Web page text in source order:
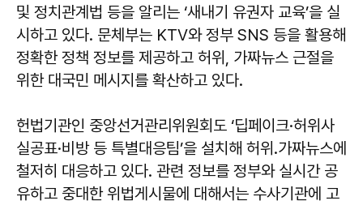
및 정치관계법 등을 알리는 ‘새내기 유권자 교육’을 실
시하고 있다. 문체부는 KTV와 정부 SNS 등을 활용해
정확한 정책 정보를 제공하고 허위, 가짜뉴스 근절을
위한 대국민 메시지를 확산하고 있다.
헌법기관인 중앙선거관리위원회도 ‘딥페이크·허위사
실공표·비방 등 특별대응팀’을 설치해 허위․가짜뉴스에
철저히 대응하고 있다. 관련 정보를 정부와 실시간 공
유하고 중대한 위법게시물에 대해서는 수사기관에 고